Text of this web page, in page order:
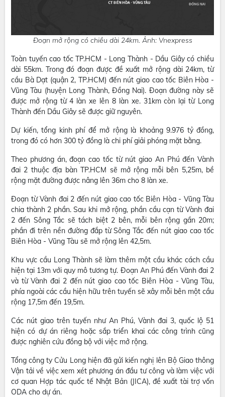
Đoạn mở rộng có chiều dài 24km. Ảnh: Vnexpress
Toàn tuyến cao tốc TP.HCM - Long Thành - Dầu Giây có chiều
dài 55km. Trong đó đoạn được đề xuất mở rộng dài 24km, từ
cầu Bà Dạt (quận 2, TP.HCM) đến nút giao cao tốc Biên Hòa -
Vũng Tàu (huyện Long Thành, Đồng Nai). Đoạn đường này sẽ
được mở rộng từ 4 làn xe lên 8 làn xe. 31km còn lại từ Long
Thành đến Dầu Giây sẽ được giữ nguyên.
Dự kiến, tổng kinh phí để mở rộng là khoảng 9.976 tỷ đồng,
trong đó có hơn 300 tỷ đồng là chi phí giải phóng mặt bằng.
Theo phương án, đoạn cao tốc từ nút giao An Phú đến Vành
đai 2 thuộc địa bàn TP.HCM sẽ mở rộng mỗi bên 5,25m, bề
rộng mặt đường được nâng lên 36m cho 8 làn xe.
Đoạn từ Vành đai 2 đến nút giao cao tốc Biên Hòa - Vũng Tàu
chia thành 2 phần. Sau khi mở rộng, phần cầu cạn từ Vành đai
2 đến Sông Tắc sẽ tách biệt 2 bên, mỗi bên rộng gần 20m;
phần đi trên nền đường đắp từ Sông Tắc đến nút giao cao tốc
Biên Hòa - Vũng Tàu sẽ mở rộng lên 42,5m.
Khu vực cầu Long Thành sẽ làm thêm một cầu khác cách cầu
hiện tại 13m với quy mô tương tự. Đoạn An Phú đến Vành đai 2
và từ Vành đai 2 đến nút giao cao tốc Biên Hòa - Vũng Tàu,
phía ngoài các cầu hiện hữu trên tuyến sẽ xây mỗi bên một cầu
rộng 17,5m đến 19,5m.
Các nút giao trên tuyến như An Phú, Vành đai 3, quốc lộ 51
hiện có dự án riêng hoặc sắp triển khai các công trình cũng
được nghiên cứu đồng bộ với việc mở rộng.
Tổng công ty Cửu Long hiện đã gửi kiến nghị lên Bộ Giao thông
Vận tải về việc xem xét phương án đầu tư công và làm việc với
cơ quan Hợp tác quốc tế Nhật Bản (JICA), đề xuất tài trợ vốn
ODA cho dự án.